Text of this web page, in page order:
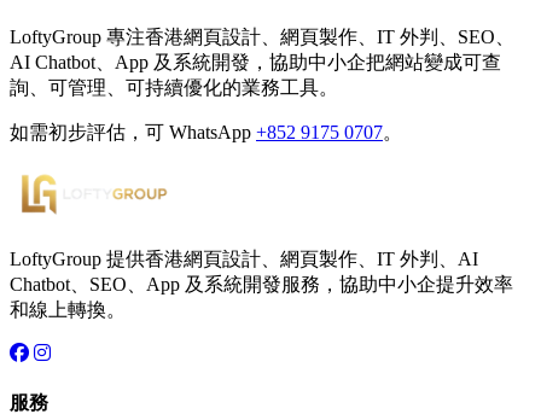
LoftyGroup 專注香港網頁設計、網頁製作、IT 外判、SEO、
AI Chatbot、App 及系統開發，協助中小企把網站變成可查
詢、可管理、可持續優化的業務工具。
如需初步評估，可 WhatsApp +852 9175 0707。
LoftyGroup 提供香港網頁設計、網頁製作、IT 外判、AI
Chatbot、SEO、App 及系統開發服務，協助中小企提升效率
和線上轉換。
服務